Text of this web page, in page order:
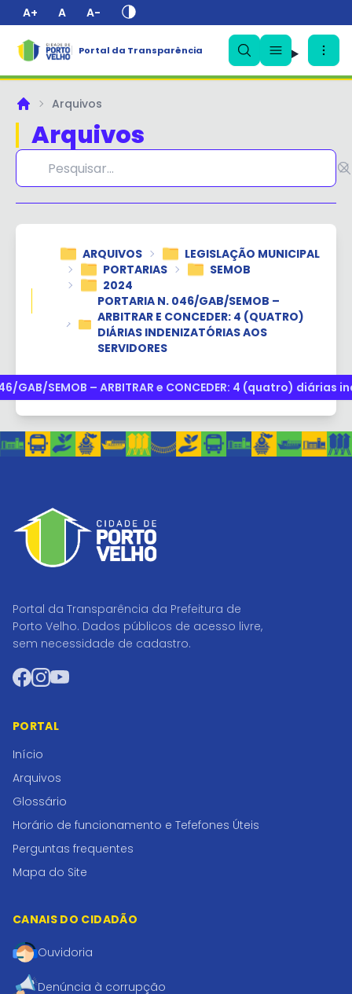
A+ A A-
Portal da Transparência
PrincipalArquivos
Arquivos
ARQUIVOS
LEGISLAÇÃO MUNICIPAL
PORTARIAS
SEMOB
2024
PORTARIA N. 046/GAB/SEMOB –
ARBITRAR E CONCEDER: 4 (QUATRO)
DIÁRIAS INDENIZATÓRIAS AOS
SERVIDORES
GAB/SEMOB – ARBITRAR e CONCEDER: 4 (quatro)
Portal da Transparência da Prefeitura de
Porto Velho. Dados públicos de acesso livre,
sem necessidade de cadastro.
Facebook
Instagram
YouTube
PORTAL
Início
Arquivos
Glossário
Horário de funcionamento e Tefefones Úteis
Perguntas frequentes
Mapa do Site
CANAIS DO CIDADÃO
Ouvidoria
Denúncia à corrupção
✕